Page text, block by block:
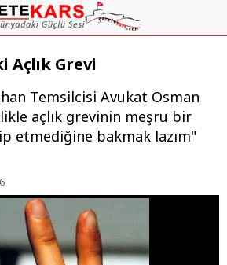
Açlık Grevi
Temsilcisi Avukat Osman
açlık grevinin meşru bir
etmediğine bakmak lazım"